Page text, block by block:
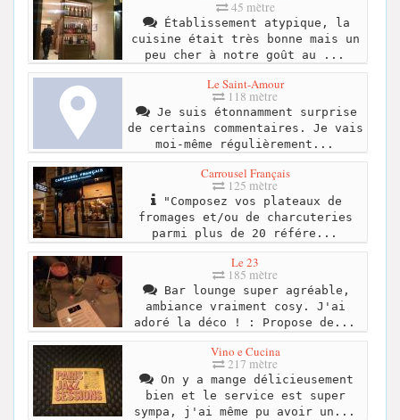
45 mètre
Établissement atypique, la
cuisine était très bonne mais un
peu cher à notre goût au ...
Le Saint-Amour
118 mètre
Je suis étonnamment surprise
de certains commentaires. Je vais
moi-même régulièrement...
Carrousel Français
125 mètre
"Composez vos plateaux de
fromages et/ou de charcuteries
parmi plus de 20 référe...
Le 23
185 mètre
Bar lounge super agréable,
ambiance vraiment cosy. J'ai
adoré la déco ! : Propose de...
Vino e Cucina
217 mètre
On y a mange délicieusement
bien et le service est super
sympa, j'ai même pu avoir un...